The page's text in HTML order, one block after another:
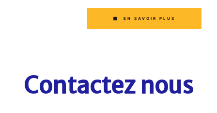
EN SAVOIR PLUS
Contactez nous